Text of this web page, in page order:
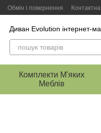
Обмін і повернення
Диван Evolution інтернет-
Комплекти М'яких
Меблів